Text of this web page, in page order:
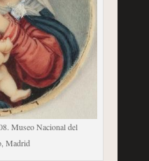
Museo Nacional del
Madrid